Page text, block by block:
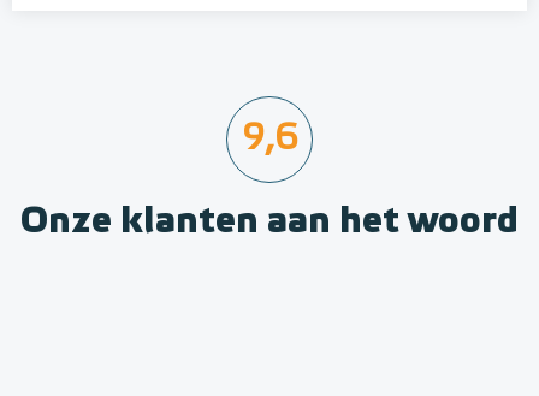
9,6
Onze klanten aan het woord